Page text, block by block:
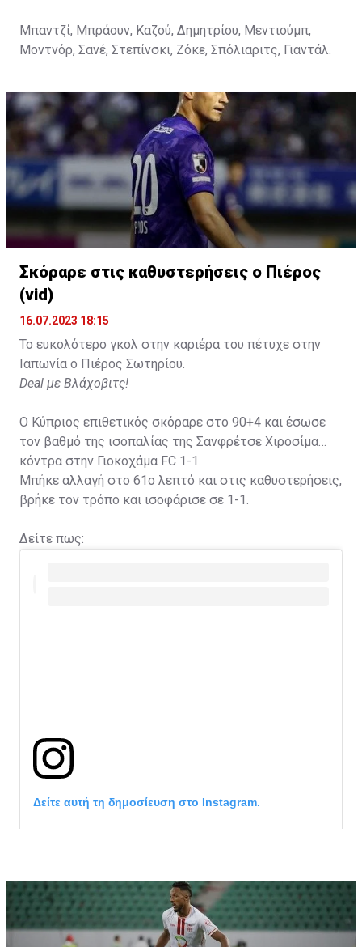
Μπαντζί, Μπράουν, Καζού, Δημητρίου, Μεντιούμπ,
Μοντνόρ, Σανέ, Στεπίνσκι, Ζόκε, Σπόλιαριτς, Γιαντάλ.
Σκόραρε στις καθυστερήσεις ο Πιέρος
(vid)
16.07.2023 18:15
Το ευκολότερο γκολ στην καριέρα του πέτυχε στην
Ιαπωνία ο Πιέρος Σωτηρίου.
Deal με Βλάχοβιτς!
Ο Κύπριος επιθετικός σκόραρε στο 90+4 και έσωσε
τον βαθμό της ισοπαλίας της Σανφρέτσε Χιροσίμα
κόντρα στην Γιοκοχάμα FC 1-1.
Μπήκε αλλαγή στο 61ο λεπτό και στις καθυστερήσεις,
βρήκε τον τρόπο και ισοφάρισε σε 1-1.
Δείτε πως:
Δείτε αυτή τη δημοσίευση στο Instagram.